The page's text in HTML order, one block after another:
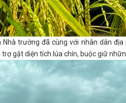
Nhà trường đã cùng với nhân dân
gặt diện tích lúa chín, buộc giữ